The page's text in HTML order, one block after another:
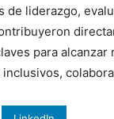
de liderazgo,
para